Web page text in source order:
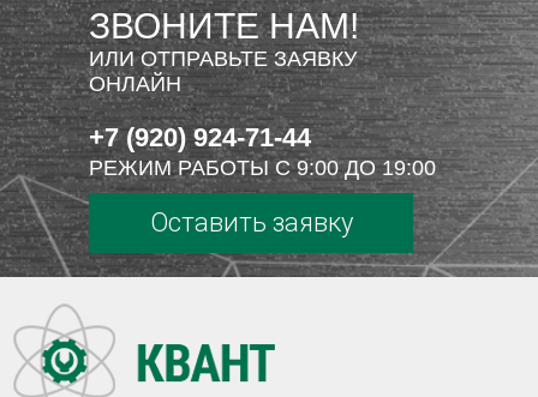
ЗВОНИТЕ НАМ!
ИЛИ ОТПРАВЬТЕ ЗАЯВКУ
ОНЛАЙН
+7 (920) 924-71-44
РЕЖИМ РАБОТЫ С 9:00 ДО 19:00
Оставить заявку